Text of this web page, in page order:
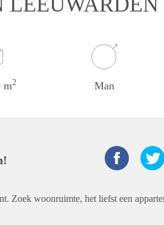
m2 Man
Zoek woonruimte, het liefst een